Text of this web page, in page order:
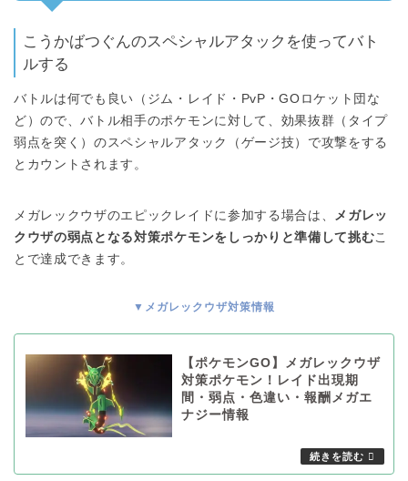
こうかばつぐんのスペシャルアタックを使ってバト
ルする
バトルは何でも良い（ジム・レイド・PvP・GOロケット団な
ど）ので、バトル相手のポケモンに対して、効果抜群（タイプ
弱点を突く）のスペシャルアタック（ゲージ技）で攻撃をする
とカウントされます。
メガレックウザのエピックレイドに参加する場合は、 メガレッ
クウザの弱点となる対策ポケモンをしっかりと準備して挑むこ
とで達成できます。
▼メガレックウザ対策情報
【ポケモンGO】メガレックウザ
対策ポケモン！レイド出現期
間・弱点・色違い・報酬メガエ
ナジー情報